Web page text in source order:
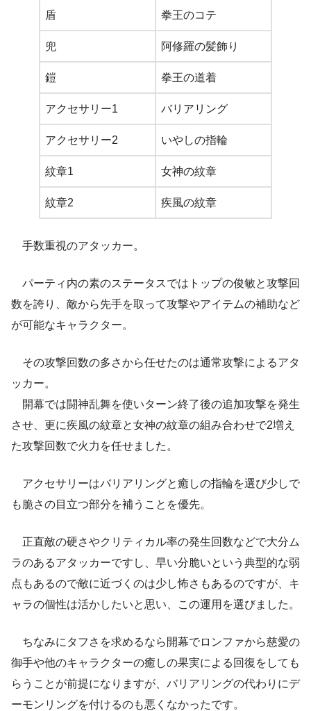
盾 拳王のコテ
兜 阿修羅の髪飾り
鎧 拳王の道着
アクセサリー1 バリアリング
アクセサリー2 いやしの指輪
紋章1 女神の紋章
紋章2 疾風の紋章
手数重視のアタッカー。
パーティ内の素のステータスではトップの俊敏と攻撃回
数を誇り、敵から先手を取って攻撃やアイテムの補助など
が可能なキャラクター。
その攻撃回数の多さから任せたのは通常攻撃によるアタ
ッカー。
開幕では闘神乱舞を使いターン終了後の追加攻撃を発生
させ、更に疾風の紋章と女神の紋章の組み合わせで2増え
た攻撃回数で火力を任せました。
アクセサリーはバリアリングと癒しの指輪を選び少しで
も脆さの目立つ部分を補うことを優先。
正直敵の硬さやクリティカル率の発生回数などで大分ム
ラのあるアタッカーですし、早い分脆いという典型的な弱
点もあるので敵に近づくのは少し怖さもあるのですが、キ
ャラの個性は活かしたいと思い、この運用を選びました。
ちなみにタフさを求めるなら開幕でロンファから慈愛の
御手や他のキャラクターの癒しの果実による回復をしても
らうことが前提になりますが、バリアリングの代わりにデ
ーモンリングを付けるのも悪くなかったです。